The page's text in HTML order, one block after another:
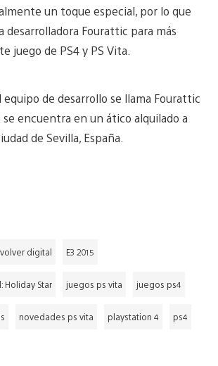
un toque especial, por lo que
desarrolladora Fourattic para más
juego de PS4 y PS Vita.
de desarrollo se llama Fourattic
encuentra en un ático alquilado a
de Sevilla, España.
digital E3 2015
Holiday Star juegos ps vita juegos ps4
novedades ps vita playstation 4 ps4